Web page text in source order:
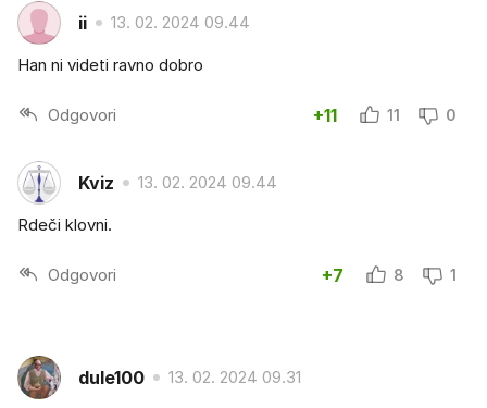
ii 13. 02. 2024 09.44
Han ni videti ravno dobro
Odgovori +11 11 0
Kviz 13. 02. 2024 09.44
Rdeči klovni.
Odgovori +7 8 1
dule100 13. 02. 2024 09.31